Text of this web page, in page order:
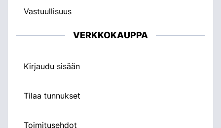
Vastuullisuus
VERKKOKAUPPA
Kirjaudu sisään
Tilaa tunnukset
Toimitusehdot